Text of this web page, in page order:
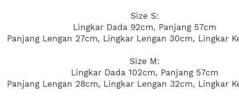
Size S:
Lingkar Dada 92cm, Panjang 57cm
Panjang Lengan 27cm, Lingkar Lengan 30cm, Lingkar
Size M:
Lingkar Dada 102cm, Panjang 57cm
Panjang Lengan 28cm, Lingkar Lengan 32cm, Lingkar